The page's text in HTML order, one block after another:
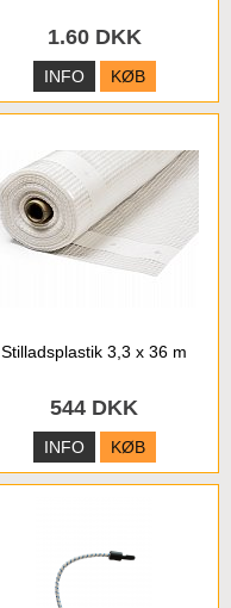
1.60 DKK
INFO KØB
Stilladsplastik 3,3 x 36 m
544 DKK
INFO KØB